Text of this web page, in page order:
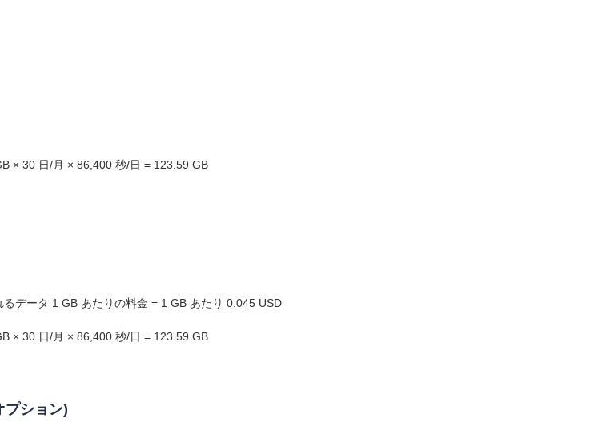
× 30 日/月 × 86,400 秒/日 = 123.59 GB
データ 1 GB あたりの料金 = 1 GB あたり 0.045 USD
× 30 日/月 × 86,400 秒/日 = 123.59 GB
プション)